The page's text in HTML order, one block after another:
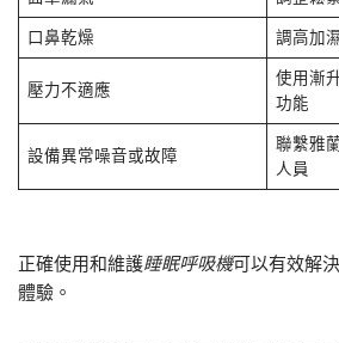
口鼻乾燥 調高加
壓力不適應
使用漸
功能
設備異常噪音或故障
聯繫雅
人員
正確使用和維護睡眠呼吸機可以有效解
體驗。